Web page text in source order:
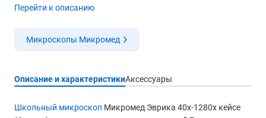
Перейти к описанию
Микроскопы Микромед
Описание и характеристикиАксессуары
Школьный микроскоп Микромед Эврика 40x-1280x кейсе